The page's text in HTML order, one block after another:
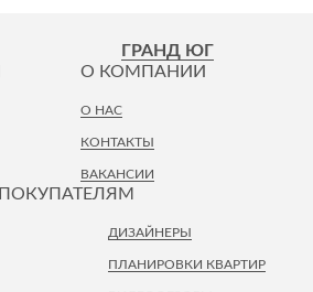
ГРАНД ЮГ
ПОКУПАТЕЛЯМ
ПЛАНИРОВКИ КВАРТИР
ДИЗАЙНЕРЫ
О КОМПАНИИ
О НАС
КОНТАКТЫ
ВАКАНСИИ